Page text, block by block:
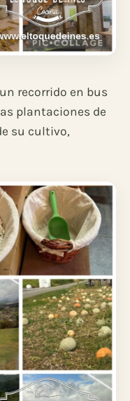
recorrido en bus
plantaciones de
su cultivo,